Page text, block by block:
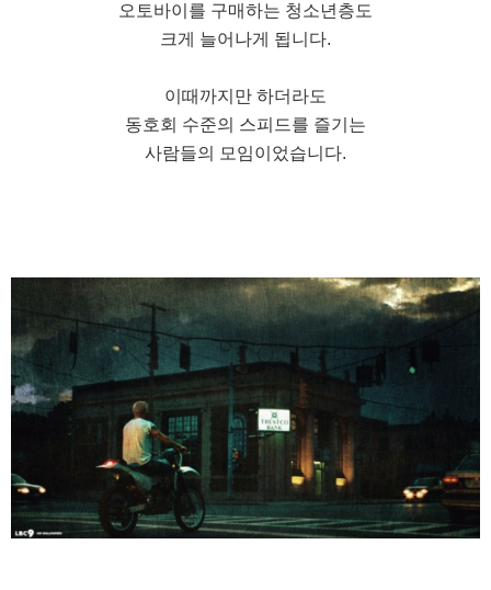
오토바이를 구매하는 청소년층도
크게 늘어나게 됩니다.
이때까지만 하더라도
동호회 수준의 스피드를 즐기는
사람들의 모임이었습니다.